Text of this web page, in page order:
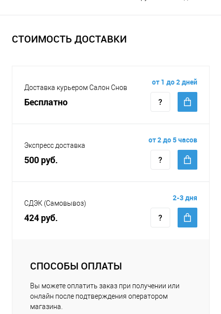
СТОИМОСТЬ ДОСТАВКИ
Доставка курьером Салон Снов
Бесплатно
от 1 до 2 дней
Экспресс доставка
500 руб.
от 2 до 5 часов
СДЭК (Самовывоз)
424 руб.
2-3 дня
СПОСОБЫ ОПЛАТЫ
Вы можете оплатить заказ при получении или
онлайн после подтверждения оператором
магазина.